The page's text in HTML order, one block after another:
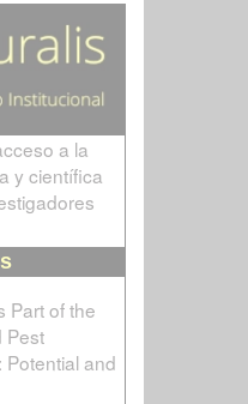
a la
y científica
Part of the
Pest
Potential and